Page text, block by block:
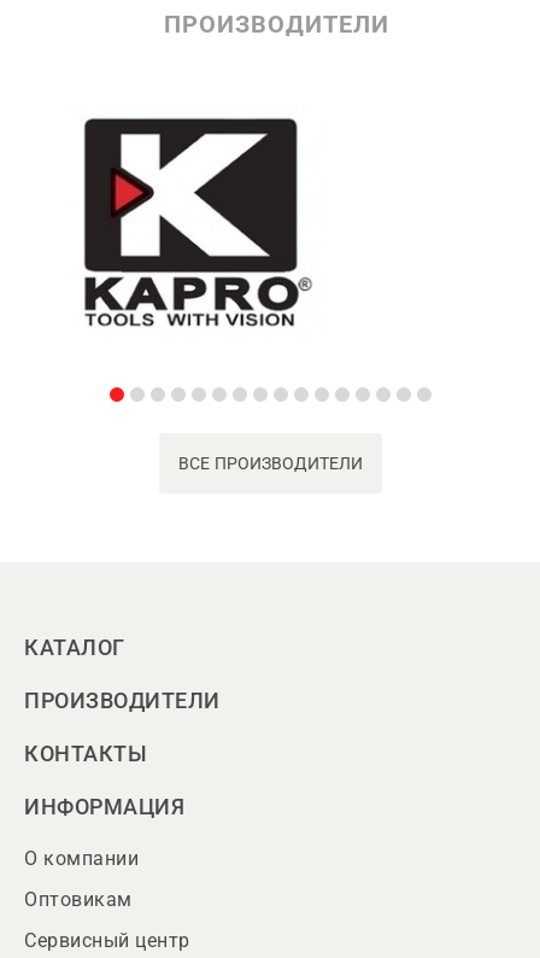
ПРОИЗВОДИТЕЛИ
ВСЕ ПРОИЗВОДИТЕЛИ
КАТАЛОГ
ПРОИЗВОДИТЕЛИ
КОНТАКТЫ
ИНФОРМАЦИЯ
О компании
Оптовикам
Сервисный центр